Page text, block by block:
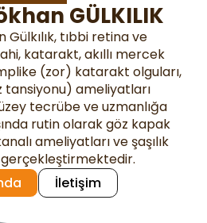
GÜLKILIK
Gülkılık, tıbbi retina ve
katarakt, akıllı mercek
(zor) katarakt olguları,
tansiyonu) ameliyatları
tecrübe ve uzmanlığa
rutin olarak göz kapak
ameliyatları ve şaşılık
İletişim